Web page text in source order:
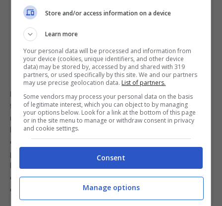
Per realizzare l’insalata con lo stracchino non dovrete
fare altro che lavare i pomodorini freschi e tagliarli a
metà, poi aggiungere una o più scatolette di tonno (in
base al numero di commensali) e infine mettere anche
qualche cucchiaio di stracchino. Mescolate bene tutto,
poi condite con un po’ di aglio tritato, olio, sale e
basilico e portate in tavola. Se ci mettete anche
qualche crostino, poi, sarà ancora più buono e i vostri
ospiti resteranno senza parole.
Store and/or access information on a device
Learn more
Your personal data will be processed and information from
your device (cookies, unique identifiers, and other device
data) may be stored by, accessed by and shared with 319
partners, or used specifically by this site. We and our partners
may use precise geolocation data. List of partners.
Some vendors may process your personal data on the basis
of legitimate interest, which you can object to by managing
your options below. Look for a link at the bottom of this page
or in the site menu to manage or withdraw consent in privacy
and cookie settings.
Consent
Manage options